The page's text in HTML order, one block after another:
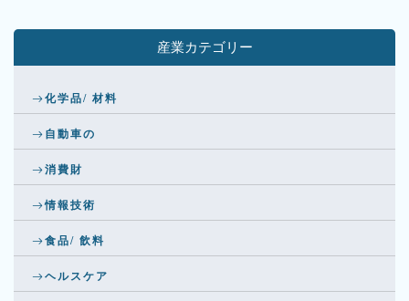
産業カテゴリー
化学品/ 材料
自動車の
消費財
情報技術
食品/ 飲料
ヘルスケア